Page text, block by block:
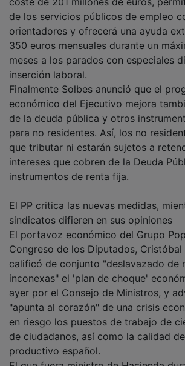
de los servicios públicos de empleo
orientadores y ofrecerá una ayuda
350 euros mensuales durante un
meses a los parados con especiales
inserción laboral.
Finalmente Solbes anunció que el
económico del Ejecutivo mejora
de la deuda pública y otros
para no residentes. Así, los no
que tributar ni estarán sujetos a
intereses que cobren de la Deuda
instrumentos de renta fija.
sindicatos difieren en sus opiniones
El portavoz económico del Grupo
Congreso de los Diputados,
calificó de conjunto "deslavazado de
inconexas" el 'plan de choque'
ayer por el Consejo de Ministros, y
"apunta al corazón" de una crisis
en riesgo los puestos de trabajo de
de ciudadanos, así como la calidad
productivo español.
El que fuera ministro de Hacienda